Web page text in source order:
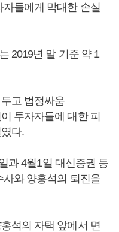
들에게 막대한 손실
2019년 말 기준 약 1
고 법정싸움
투자자들에 대한 피
다.
과 4월1일 대신증권 등
사와 양홍석의 퇴진을
석의 자택 앞에서 면